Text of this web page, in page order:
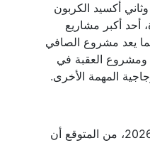
أكسيد الكربون
أحد أكبر مشاريع
يعد مشروع الصافي
ومشروع العقبة في
المهمة الأخرى.
خلال الفترة المتوقعة 2021-2026، من المتوقع أن